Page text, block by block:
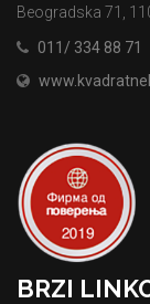
Beogradska 71,
011/ 334 88 71
BRZI